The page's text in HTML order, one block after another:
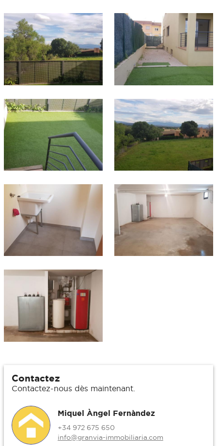
Contactez
Contactez-nous dès maintenant.
Miquel Àngel Fernàndez
+34 972 675 650
info@granvia-immobiliaria.com